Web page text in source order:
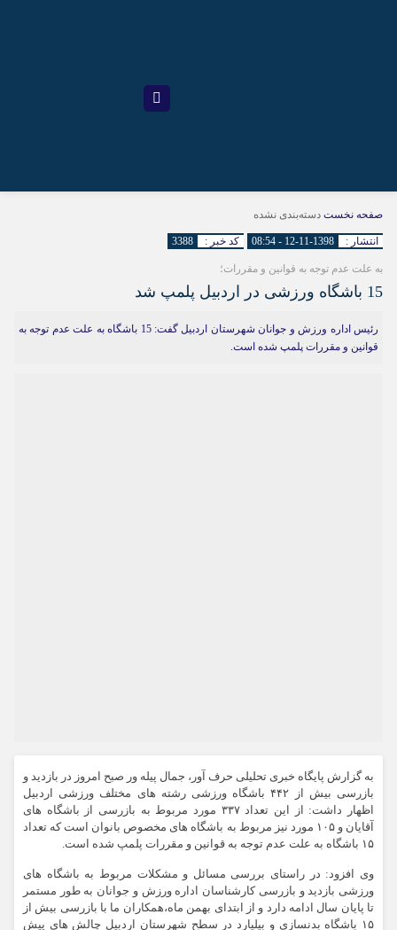
صفحه نخست دسته‌بندی نشده
انتشار : 1398-11-12 - 08:54 کد خبر : 3388
به علت عدم توجه به قوانین و مقررات؛
15 باشگاه ورزشی در اردبیل پلمپ شد
رئیس اداره ورزش و جوانان شهرستان اردبیل گفت: 15 باشگاه به علت عدم توجه به
قوانین و مقررات پلمپ شده است.
به گزارش پایگاه خبری تحلیلی حرف آور، جمال پیله ور صبح امروز در بازدید و
بازرسی بیش از ۴۴۲ باشگاه ورزشی رشته های مختلف ورزشی اردبیل
اظهار داشت: از این تعداد ۳۳۷ مورد مربوط به بازرسی از باشگاه های
آقایان و ۱۰۵ مورد نیز مربوط به باشگاه های مخصوص بانوان است که تعداد
۱۵ باشگاه به علت عدم توجه به قوانین و مقررات پلمپ شده است.
وی افزود: در راستای بررسی مسائل و مشکلات مربوط به باشگاه های
ورزشی بازدید و بازرسی کارشناسان اداره ورزش و جوانان به طور مستمر
تا پایان سال ادامه دارد و از ابتدای بهمن ماه،همکاران ما با بازرسی بیش از
۱۵ باشگاه بدنسازی و بیلیارد در سطح شهرستان اردبیل چالش های پیش